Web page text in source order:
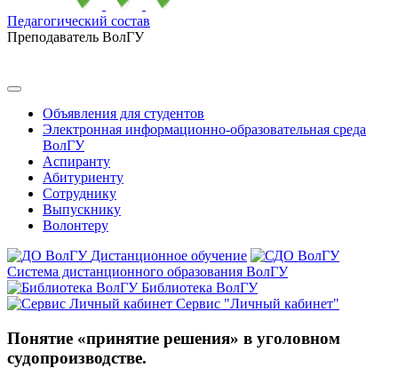
Педагогический состав
Преподаватель ВолГУ
Объявления для студентов
Электронная информационно-образовательная среда
ВолГУ
Аспиранту
Абитуриенту
Сотруднику
Выпускнику
Волонтеру
Дистанционное обучение
Система дистанционного образования ВолГУ
Библиотека ВолГУ
Сервис "Личный кабинет"
Понятие «принятие решения» в уголовном
судопроизводстве.